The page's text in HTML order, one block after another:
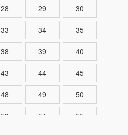
28 29 30
33 34 35
38 39 40
43 44 45
48 49 50
53 54 55